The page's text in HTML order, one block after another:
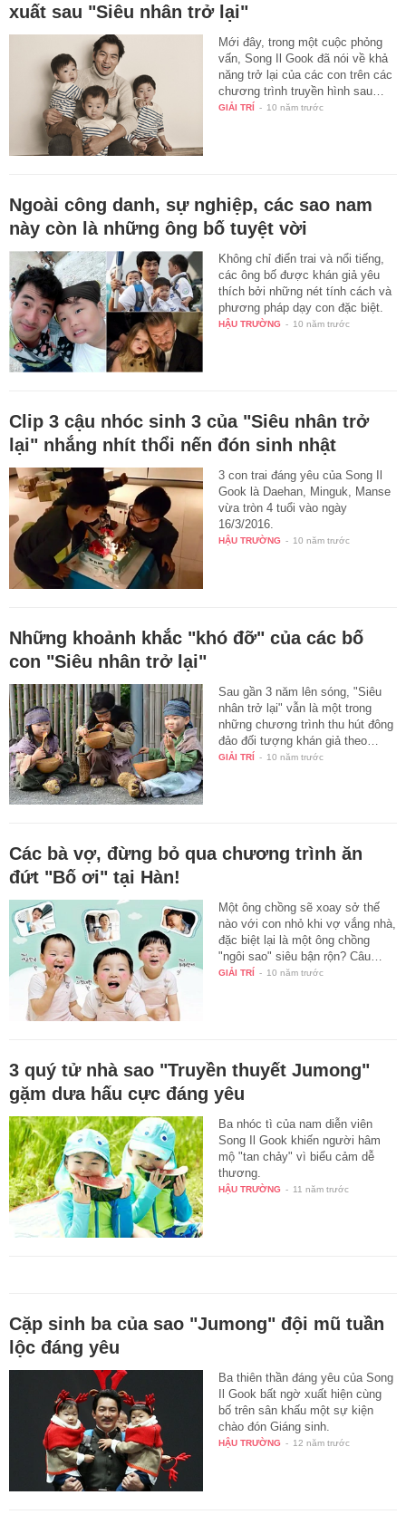
xuất sau "Siêu nhân trở lại"
Mới đây, trong một cuộc phỏng
vấn, Song Il Gook đã nói về khả
năng trở lại của các con trên các
chương trình truyền hình sau…
GIẢI TRÍ - 10 năm trước
Ngoài công danh, sự nghiệp, các sao nam
này còn là những ông bố tuyệt vời
Không chỉ điển trai và nổi tiếng,
các ông bố được khán giả yêu
thích bởi những nét tính cách và
phương pháp dạy con đặc biệt.
HẬU TRƯỜNG - 10 năm trước
Clip 3 cậu nhóc sinh 3 của "Siêu nhân trở
lại" nhắng nhít thổi nến đón sinh nhật
3 con trai đáng yêu của Song Il
Gook là Daehan, Minguk, Manse
vừa tròn 4 tuổi vào ngày
16/3/2016.
HẬU TRƯỜNG - 10 năm trước
Những khoảnh khắc "khó đỡ" của các bố
con "Siêu nhân trở lại"
Sau gần 3 năm lên sóng, "Siêu
nhân trở lại" vẫn là một trong
những chương trình thu hút đông
đảo đối tượng khán giả theo…
GIẢI TRÍ - 10 năm trước
Các bà vợ, đừng bỏ qua chương trình ăn
đứt "Bố ơi" tại Hàn!
Một ông chồng sẽ xoay sở thế
nào với con nhỏ khi vợ vắng nhà,
đặc biệt lại là một ông chồng
"ngôi sao" siêu bận rộn? Câu…
GIẢI TRÍ - 10 năm trước
3 quý tử nhà sao "Truyền thuyết Jumong"
gặm dưa hấu cực đáng yêu
Ba nhóc tì của nam diễn viên
Song Il Gook khiến người hâm
mộ "tan chảy" vì biểu cảm dễ
thương.
HẬU TRƯỜNG - 11 năm trước
Cặp sinh ba của sao "Jumong" đội mũ tuần
lộc đáng yêu
Ba thiên thần đáng yêu của Song
Il Gook bất ngờ xuất hiện cùng
bố trên sân khấu một sự kiện
chào đón Giáng sinh.
HẬU TRƯỜNG - 12 năm trước